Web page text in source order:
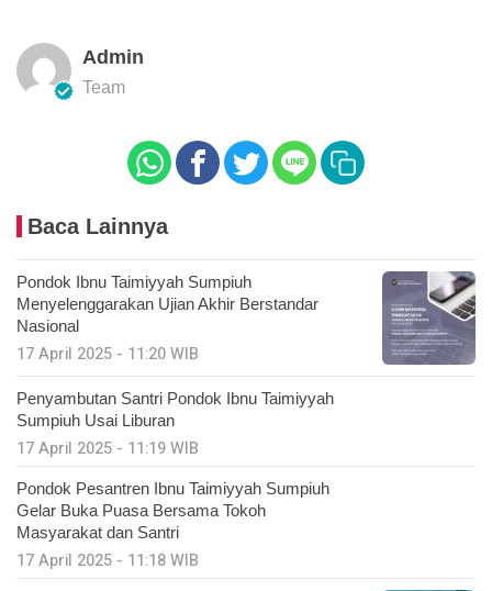
Admin
Team
Baca Lainnya
Pondok Ibnu Taimiyyah Sumpiuh
Menyelenggarakan Ujian Akhir Berstandar
Nasional
17 April 2025 - 11:20 WIB
Penyambutan Santri Pondok Ibnu Taimiyyah
Sumpiuh Usai Liburan
17 April 2025 - 11:19 WIB
Pondok Pesantren Ibnu Taimiyyah Sumpiuh
Gelar Buka Puasa Bersama Tokoh
Masyarakat dan Santri
17 April 2025 - 11:18 WIB